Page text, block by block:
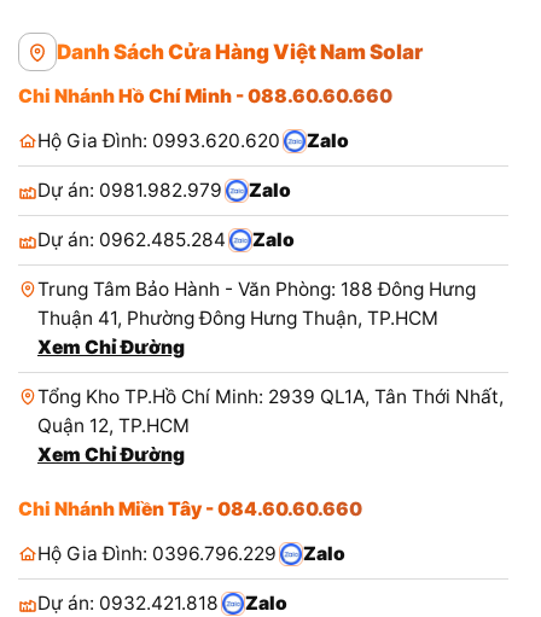
Danh Sách Cửa Hàng Việt Nam Solar
Chi Nhánh Hồ Chí Minh - 088.60.60.660
Hộ Gia Đình: 0993.620.620
Zalo
Dự án: 0981.982.979 Zalo
Dự án: 0962.485.284 Zalo
Trung Tâm Bảo Hành - Văn Phòng: 188 Đông Hưng
Thuận 41, Phường Đông Hưng Thuận, TP.HCM
Xem Chỉ Đường
Tổng Kho TP.Hồ Chí Minh: 2939 QL1A, Tân Thới Nhất,
Quận 12, TP.HCM
Xem Chỉ Đường
Chi Nhánh Miền Tây - 084.60.60.660
Hộ Gia Đình: 0396.796.229
Zalo
Dự án: 0932.421.818 Zalo